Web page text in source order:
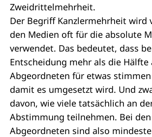
Zweidrittelmehrheit.
Der Begriff Kanzlermehrheit wird
den Medien oft für die absolute
verwendet. Das bedeutet, dass
Entscheidung mehr als die Hälfte
Abgeordneten für etwas
damit es umgesetzt wird. Und
davon, wie viele tatsächlich an
Abstimmung teilnehmen. Bei
Abgeordneten sind also